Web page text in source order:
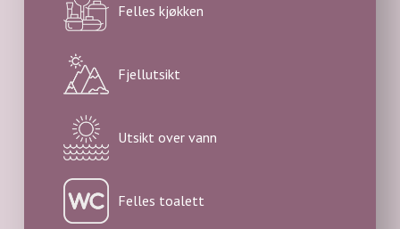
Felles kjøkken
Fjellutsikt
Utsikt over vann
Felles toalett